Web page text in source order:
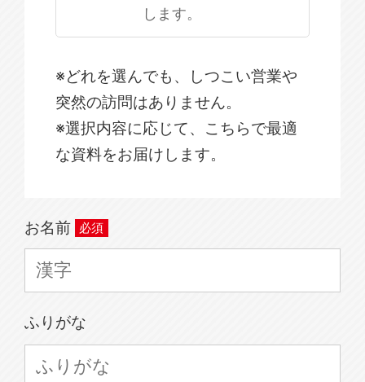
します。
※どれを選んでも、しつこい営業や
突然の訪問はありません。
※選択内容に応じて、こちらで最適
な資料をお届けします。
お名前
ふりがな